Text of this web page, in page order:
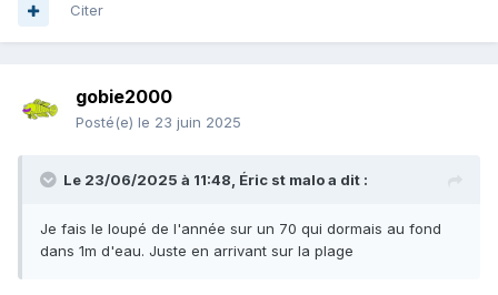
Citer
gobie2000
Posté(e) le 23 juin 2025
Le 23/06/2025 à 11:48, Éric st maloa dit :
Je fais le loupé de l'année sur un 70 qui dormais au fond
dans 1m d'eau. Juste en arrivant sur la plage